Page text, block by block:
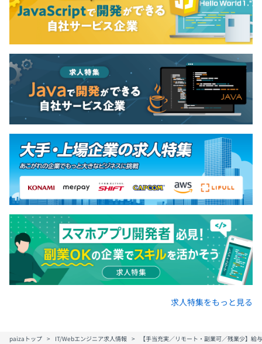
求人特集をもっと見る
paizaトップ IT/Webエンジニア求人情報 【手当充実／リモート・副業可／残業少】